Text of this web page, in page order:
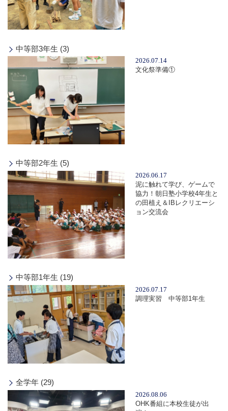
中等部3年生 (3)
2026.07.14
文化祭準備①
中等部2年生 (5)
2026.06.17
泥に触れて学び、ゲームで
協力！朝日塾小学校4年生と
の田植え＆IBレクリエーシ
ョン交流会
中等部1年生 (19)
2026.07.17
調理実習 中等部1年生
全学年 (29)
2026.08.06
OHK番組に本校生徒が出